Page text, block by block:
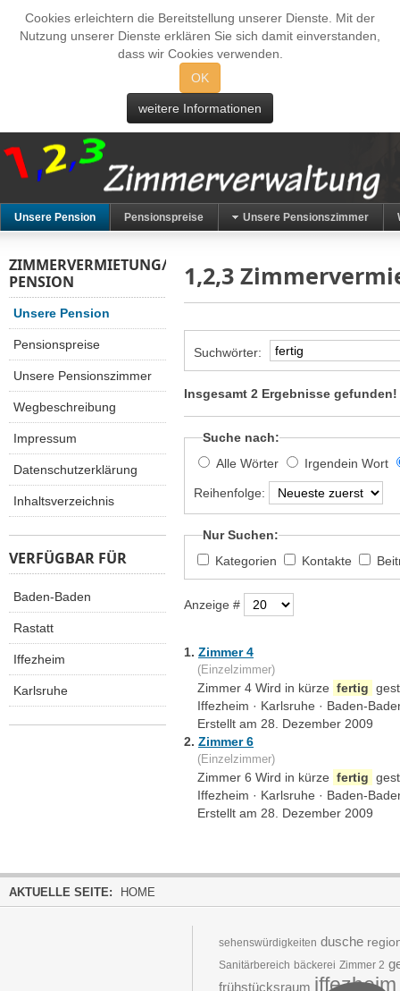
Cookies erleichtern die Bereitstellung unserer Dienste. Mit der
Nutzung unserer Dienste erklären Sie sich damit einverstanden,
dass wir Cookies verwenden.
OK
weitere Informationen
Unsere Pension Pensionspreise Unsere Pensionszimmer
1,2,3
Suchwörter:
Insgesamt 2 Ergebnisse gefunden!
Suche nach:
Alle Wörter
Irgendein Wort
Reihenfolge:
Nur Suchen:
Kategorien
Kontakte
Anzeige #
1. Zimmer 4
(Einzelzimmer)
Zimmer 4 Wird in kürze fertig
Iffezheim · Karlsruhe · Baden-
Erstellt am 28. Dezember 2009
2. Zimmer 6
(Einzelzimmer)
Zimmer 6 Wird in kürze fertig
Iffezheim · Karlsruhe · Baden-
Erstellt am 28. Dezember 2009
ZIMMERVERMIETUNG/
PENSION
Unsere Pension
Pensionspreise
Unsere Pensionszimmer
Wegbeschreibung
Impressum
Datenschutzerklärung
Inhaltsverzeichnis
VERFÜGBAR FÜR
Baden-Baden
Rastatt
Iffezheim
Karlsruhe
AKTUELLE SEITE: HOME
sehenswürdigkeiten dusche
Sanitärbereich bäckerei Zimmer 2
frühstücksraum iffezheim